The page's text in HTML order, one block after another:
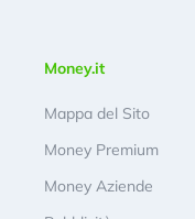
Money.it
Mappa del Sito
Money Premium
Money Aziende